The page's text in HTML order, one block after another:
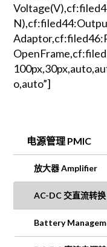
o,auto”]
电源管理 PMIC
放大器 Amplifier
AC-DC 交直流转换
Battery